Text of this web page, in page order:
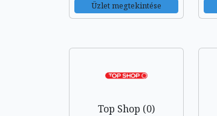
Üzlet megtekintése
Top Shop (0)